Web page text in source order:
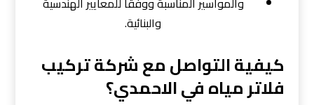
والبنائية.
كيفية التواصل مع شركة تركيب
فلاتر مياه في الاحمدي؟